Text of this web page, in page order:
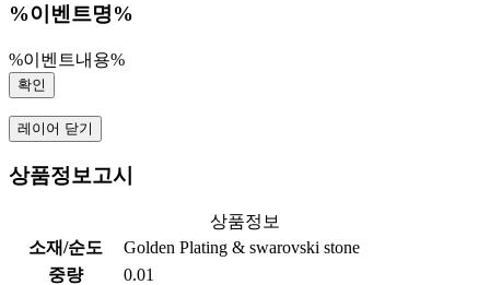
%이벤트명%
%이벤트내용%
확인
레이어 닫기
상품정보고시
상품정보
소재/순도
Golden Plating & swarovski stone
중량
0.01